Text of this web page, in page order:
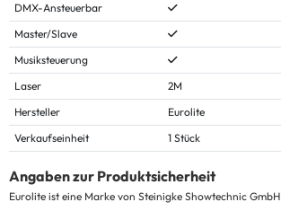
DMX-Ansteuerbar
Master/Slave
Musiksteuerung
Laser
2M
Hersteller
Eurolite
Verkaufseinheit
1 Stück
Angaben zur Produktsicherheit
Eurolite ist eine Marke von Steinigke Showtechnic GmbH